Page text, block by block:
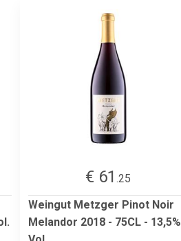
€ 61 .25
Weingut Metzger Pinot Noir
Melandor 2018 - 75CL - 13,5%